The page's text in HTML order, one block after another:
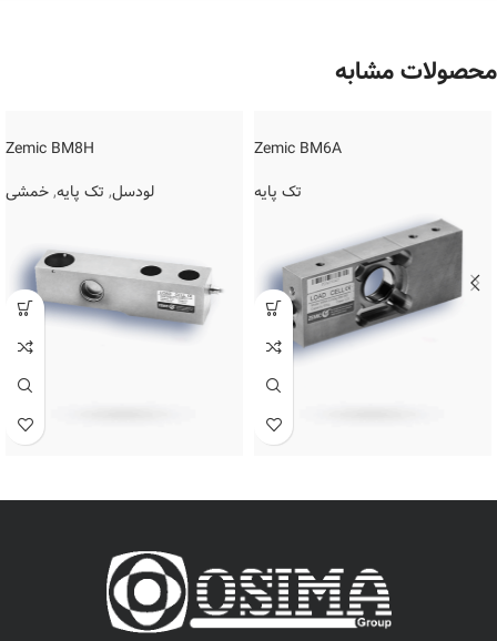
محصولات مشابه
Zemic BM6A
تک پایه
Zemic BM8H
لودسل, تک پایه,خمشی